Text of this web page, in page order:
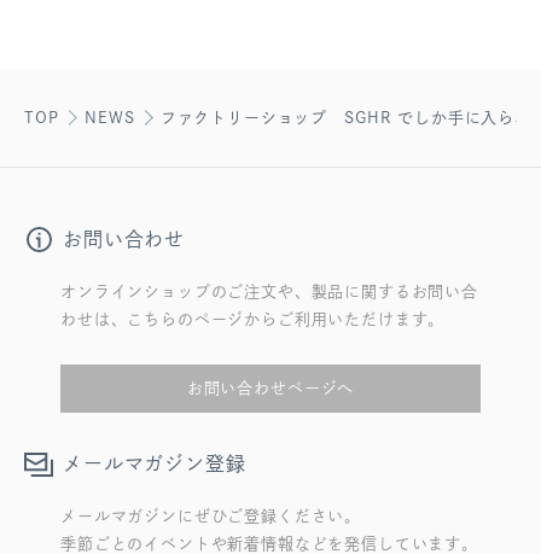
TOP NEWS ファクトリーショップ SGHR でしか手に入らな
お問い合わせ
オンラインショップのご注文や、製品に関するお問い合
わせは、こちらのページからご利用いただけます。
お問い合わせページへ
メールマガジン登録
メールマガジンにぜひご登録ください。
季節ごとのイベントや新着情報などを発信しています。